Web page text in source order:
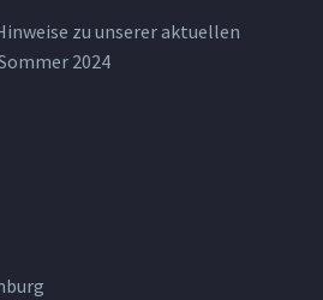
zu unserer aktuellen
2024